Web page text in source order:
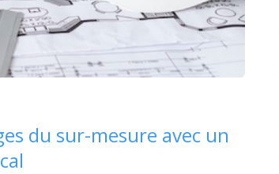
du sur-mesure avec un